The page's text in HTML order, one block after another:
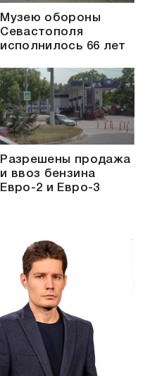
Музею обороны
Севастополя
исполнилось 66 лет
Разрешены продажа
и ввоз бензина
Евро-2 и Евро-3